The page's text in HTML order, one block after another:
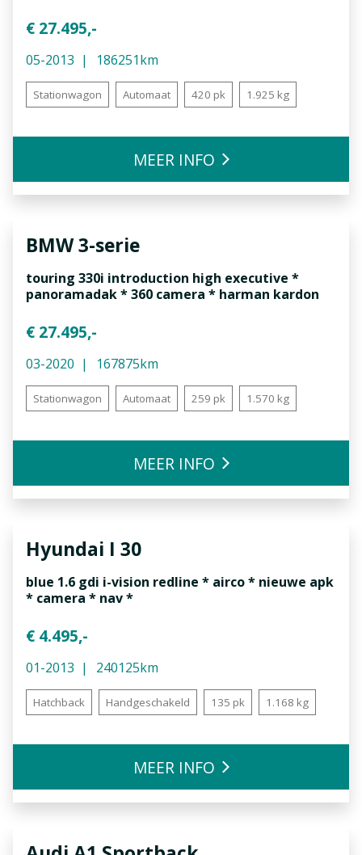
€ 27.495,-
05-2013 186251km
Stationwagon Automaat 420 pk 1.925 kg
MEER INFO
BMW3-serie
touring 330i introduction high executive *
panoramadak * 360 camera * harman kardon
€ 27.495,-
03-2020 167875km
Stationwagon Automaat 259 pk 1.570 kg
MEER INFO
Hyundai I 30
blue 1.6 gdi i-vision redline * airco * nieuwe apk
* camera * nav *
€ 4.495,-
01-2013 240125km
Hatchback Handgeschakeld 135 pk 1.168 kg
MEER INFO